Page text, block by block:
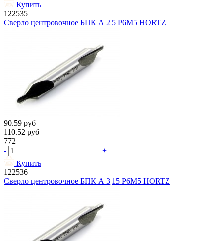
Купить
122535
Сверло центровочное БПК А 2,5 Р6М5 HORTZ
90.59 руб
110.52 руб
772
-
+
Купить
122536
Сверло центровочное БПК А 3,15 Р6М5 HORTZ